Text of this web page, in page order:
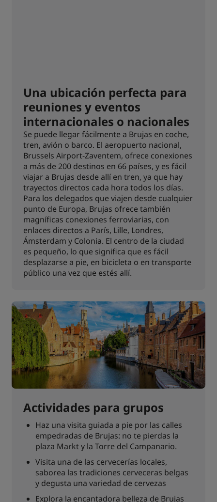
Una ubicación perfecta para
reuniones y eventos
internacionales o nacionales
Se puede llegar fácilmente a Brujas en coche,
tren, avión o barco. El aeropuerto nacional,
Brussels Airport-Zaventem, ofrece conexiones
a más de 200 destinos en 66 países, y es fácil
viajar a Brujas desde allí en tren, ya que hay
trayectos directos cada hora todos los días.
Para los delegados que viajen desde cualquier
punto de Europa, Brujas ofrece también
magníficas conexiones ferroviarias, con
enlaces directos a París, Lille, Londres,
Ámsterdam y Colonia. El centro de la ciudad
es pequeño, lo que significa que es fácil
desplazarse a pie, en bicicleta o en transporte
público una vez que estés allí.
Actividades para grupos
Haz una visita guiada a pie por las calles
empedradas de Brujas: no te pierdas la
plaza Markt y la Torre del Campanario.
Visita una de las cervecerías locales,
saborea las tradiciones cerveceras belgas
y degusta una variedad de cervezas
Explora la encantadora belleza de Brujas